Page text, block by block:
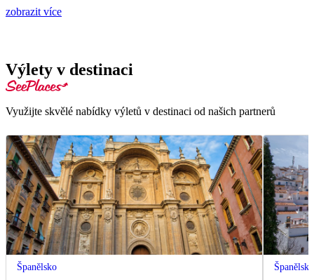
zobrazit více
Výlety v destinaci
Využijte skvělé nabídky výletů v destinaci od našich partnerů
Španělsko Španělsko